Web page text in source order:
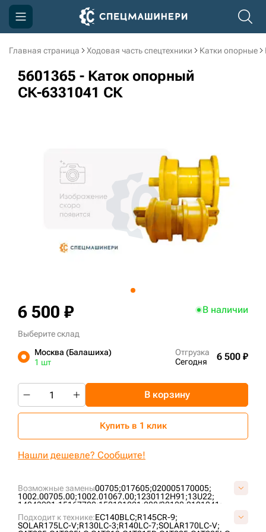
Главная страница Ходовая часть спецтехники Катки опорные
5601365 - Каток опорный
СК-6331041 СК
Возможные замены00705;017605;020005170005;
1002.00705.00;1002.01067.00;1230112H91;13U22;
14043991;15167700;152101021;208/32100;2101041;
2101081;
213/66800;214642; 2175017;2270-6040;
2270-9403; 234756;2425017605;262612;274040400001;
2934983M91;2997110M1;3018.43234;3084573M91;
Подходит к технике:EC140BLC;R145CR-9;
SOLAR175LC-V;R130LC-3;R140LC-7;SOLAR170LC-V;
6 500 ₽ В наличии
Выберите склад
Москва (Балашиха)
1 шт
Отгрузка
Сегодня
6 500 ₽
В корзину
Купить в 1 клик
Нашли дешевле? Сообщите!
Компания
Акции
3D тур по производству
3D тур по складам
sksale@skdst.ru